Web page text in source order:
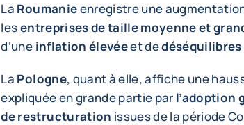
La Roumanieenregistre une
lesentreprises de taille moyenne et
d’une inflation élevéeet de
La Pologne, quant à elle, affiche une
expliquée en grande partie par l’adoption
de restructuration issues de la période